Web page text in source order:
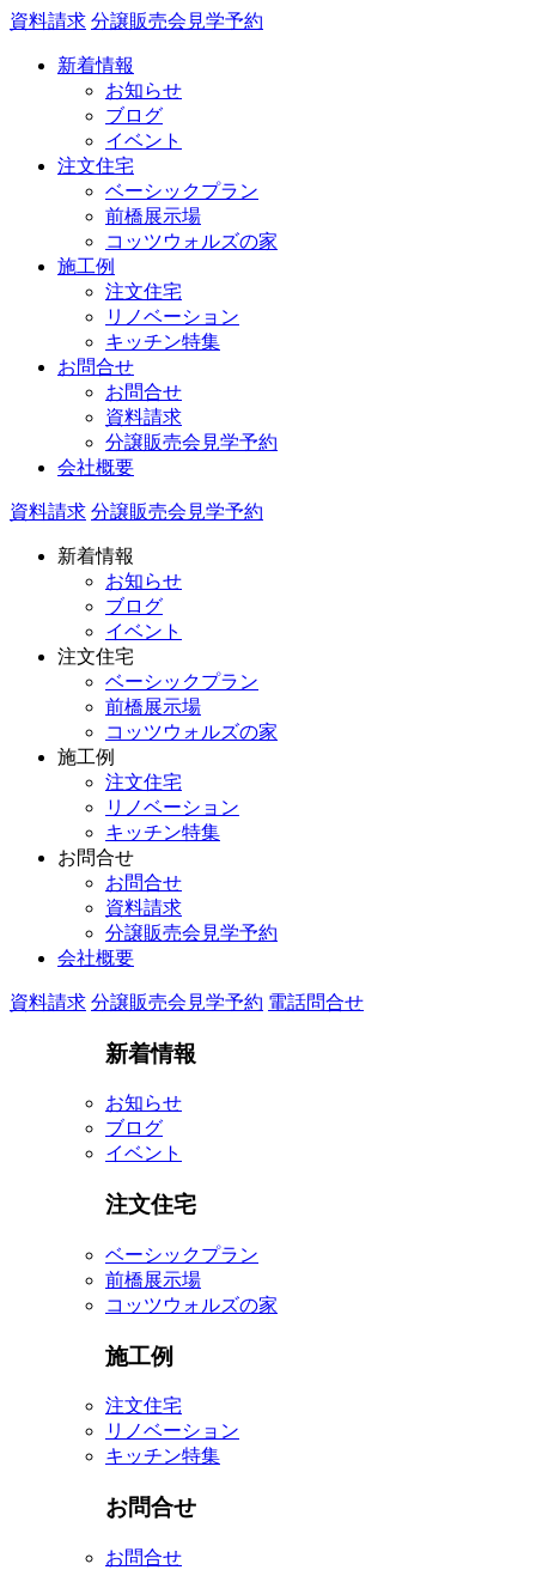
資料請求 分譲販売会見学予約
新着情報
お知らせ
ブログ
イベント
注文住宅
ベーシックプラン
前橋展示場
コッツウォルズの家
施工例
注文住宅
リノベーション
キッチン特集
お問合せ
お問合せ
資料請求
分譲販売会見学予約
会社概要
資料請求 分譲販売会見学予約
新着情報
お知らせ
ブログ
イベント
注文住宅
ベーシックプラン
前橋展示場
コッツウォルズの家
施工例
注文住宅
リノベーション
キッチン特集
お問合せ
お問合せ
資料請求
分譲販売会見学予約
会社概要
資料請求 分譲販売会見学予約 電話問合せ
新着情報
お知らせ
ブログ
イベント
注文住宅
ベーシックプラン
前橋展示場
コッツウォルズの家
施工例
注文住宅
リノベーション
キッチン特集
お問合せ
お問合せ